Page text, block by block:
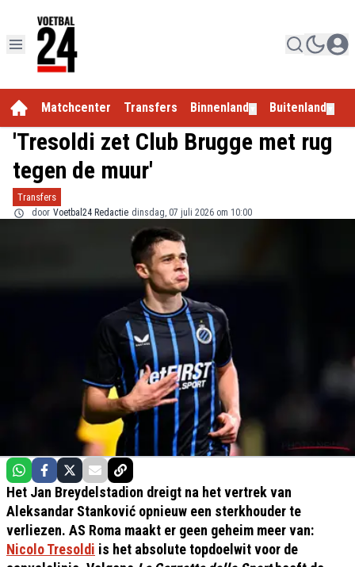
Matchcenter Transfers Binnenland Buitenland
'Tresoldi zet Club Brugge met rug
tegen de muur'
Transfers
door Voetbal24 Redactie dinsdag, 07 juli 2026 om 10:00
Het Jan Breydelstadion dreigt na het vertrek van
Aleksandar Stanković opnieuw een sterkhouder te
verliezen. AS Roma maakt er geen geheim meer van:
Nicolo Tresoldi is het absolute topdoelwit voor de